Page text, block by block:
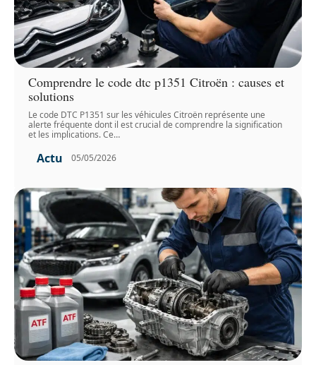
Comprendre le code dtc p1351 Citroën : causes et
solutions
Le code DTC P1351 sur les véhicules Citroën représente une
alerte fréquente dont il est crucial de comprendre la signification
et les implications. Ce…
Actu 05/05/2026